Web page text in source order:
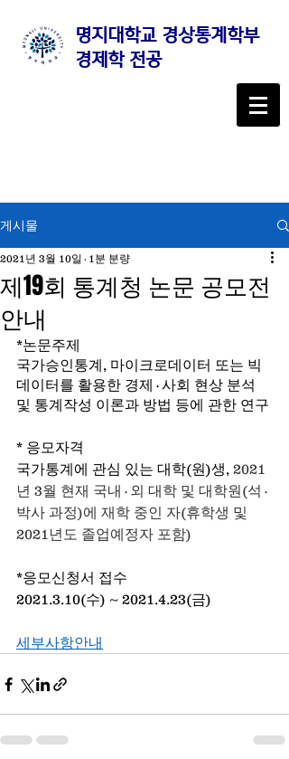
명지대학교 경상통계학부
경제학 전공
게시물
제19회 통계청 논문 공모전
안내
2021년 3월 10일 1분 분량
*논문주제
국가승인통계, 마이크로데이터 또는 빅
데이터를 활용한 경제·사회 현상 분석
및 통계작성 이론과 방법 등에 관한 연구
* 응모자격
국가통계에 관심 있는 대학(원)생, 2021
년 3월 현재 국내·외 대학 및 대학원(석·
박사 과정)에 재학 중인 자(휴학생 및
2021년도 졸업예정자 포함)
*응모신청서 접수
세부사항안내